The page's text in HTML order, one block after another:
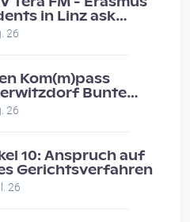
:-)…
in Linz ask
on road for
26
Kom(m)pass
Bunte
26
10: Anspruch auf
faires Gerichtsverfahren
26